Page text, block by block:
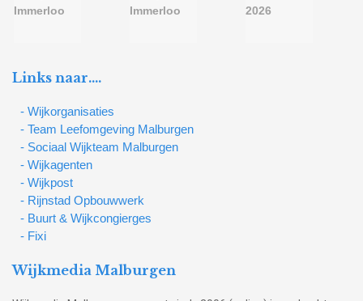
Links naar….
- Wijkorganisaties
- Team Leefomgeving Malburgen
- Sociaal Wijkteam Malburgen
- Wijkagenten
- Wijkpost
- Rijnstad Opbouwwerk
- Buurt & Wijkcongierges
- Fixi
Wijkmedia Malburgen